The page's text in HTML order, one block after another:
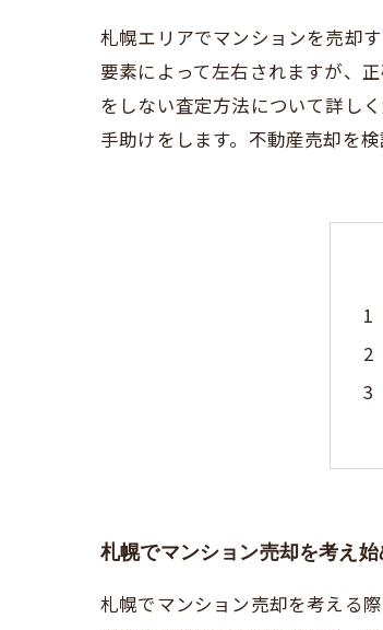
札幌エリアでマンションを売却
要素によって左右されますが、
をしない査定方法について詳し
手助けをします。不動産売却を
札幌でマンション売却を考え
札幌でマンション売却を考える